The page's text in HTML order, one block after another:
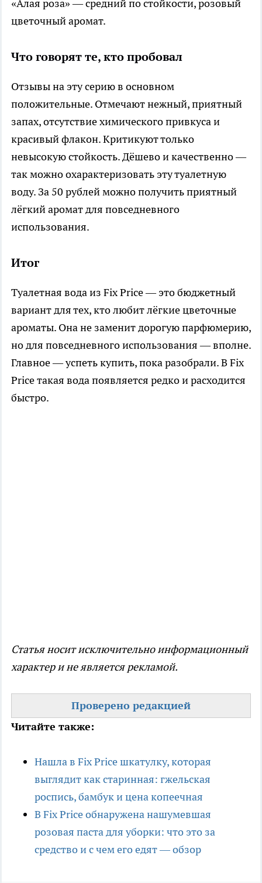
«Алая роза» — средний по стойкости, розовый
цветочный аромат.
Что говорят те, кто пробовал
Отзывы на эту серию в основном
положительные. Отмечают нежный, приятный
запах, отсутствие химического привкуса и
красивый флакон. Критикуют только
невысокую стойкость. Дёшево и качественно —
так можно охарактеризовать эту туалетную
воду. За 50 рублей можно получить приятный
лёгкий аромат для повседневного
использования.
Итог
Туалетная вода из Fix Price — это бюджетный
вариант для тех, кто любит лёгкие цветочные
ароматы. Она не заменит дорогую парфюмерию,
но для повседневного использования — вполне.
Главное — успеть купить, пока разобрали. В Fix
Price такая вода появляется редко и расходится
быстро.
Статья носит исключительно информационный
характер и не является рекламой.
Проверено редакцией
Читайте также:
Нашла в Fix Price шкатулку, которая
выглядит как старинная: гжельская
роспись, бамбук и цена копеечная
В Fix Price обнаружена нашумевшая
розовая паста для уборки: что это за
средство и с чем его едят — обзор